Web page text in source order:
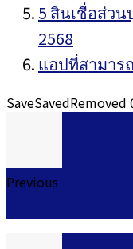
5 สินเชื่อส่วน
2568
แอปที่สามาร
SaveSavedRemoved
Previous